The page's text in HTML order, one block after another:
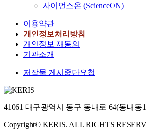
사이언스온 (ScienceON)
이용약관
개인정보처리방침
개인정보 재동의
기관소개
저작물 게시중단요청
41061 대구광역시 동구 동내로 64(동내동
Copyright© KERIS. ALL RIGHTS